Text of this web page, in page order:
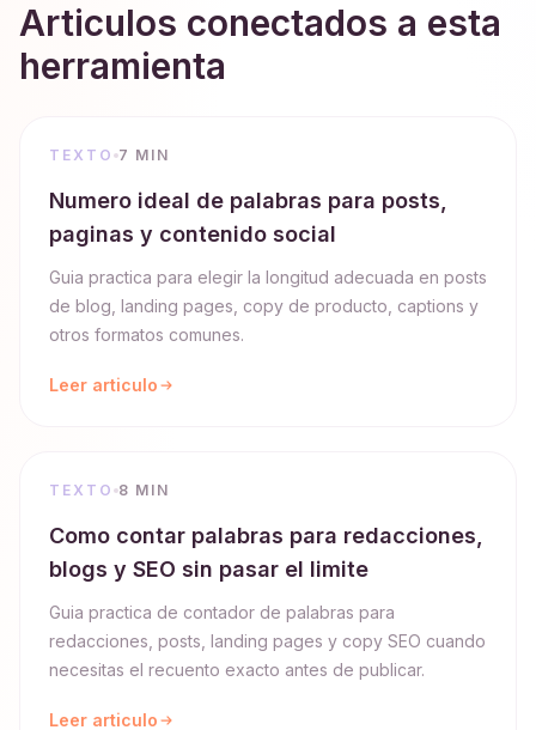
Articulos conectados a esta
herramienta
TEXTO 7 MIN
Numero ideal de palabras para posts,
paginas y contenido social
Guia practica para elegir la longitud adecuada en posts
de blog, landing pages, copy de producto, captions y
otros formatos comunes.
Leer articulo
TEXTO 8 MIN
Como contar palabras para redacciones,
blogs y SEO sin pasar el limite
Guia practica de contador de palabras para
redacciones, posts, landing pages y copy SEO cuando
necesitas el recuento exacto antes de publicar.
Leer articulo